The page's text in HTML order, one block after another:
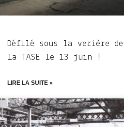
Défilé sous la verière de
la TASE le 13 juin !
LIRE LA SUITE »